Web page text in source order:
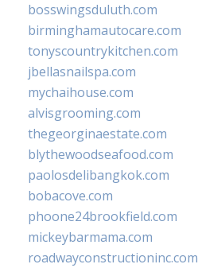
bosswingsduluth.com
birminghamautocare.com
tonyscountrykitchen.com
jbellasnailspa.com
mychaihouse.com
alvisgrooming.com
thegeorginaestate.com
blythewoodseafood.com
paolosdelibangkok.com
bobacove.com
phoone24brookfield.com
mickeybarmama.com
roadwayconstructioninc.com